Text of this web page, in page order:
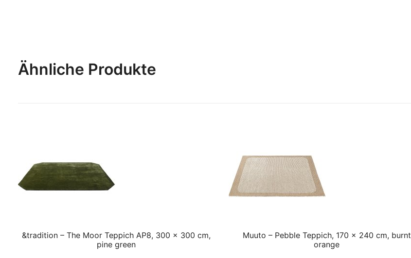
Ähnliche Produkte
&tradition – The Moor Teppich AP8, 300 x 300 cm,
pine green
Muuto – Pebble Teppich, 170 x 240 cm, burnt
orange